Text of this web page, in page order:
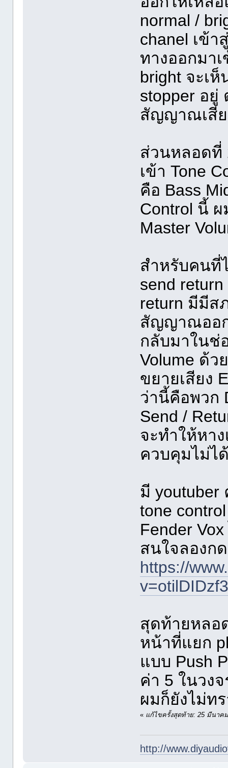
normal /
chanel เข้
ทางออกมา
bright จะเ
stopper อยู่
สัญญาณเสีย
ส่วนหลอดที่
เข้า Tone
คือ Bass
Control นี้
Master
สำหรับคนที่
send
return มีมีส
สัญญาณออ
กลับมาในช่
Volume ด้ว
ขยายเสียง
ว่านี้คือพวก
Send /
จะทำให้หา
ควบคุมไม่ไ
มี youtuber
tone
Fender
สนใจลองก
https://
สุดท้ายหลอ
หน้าที่แยก
แบบ Push
ค่า 5 ในวง
ผมก็ยังไม่ท
« แก้ไขครั้งสุดท้าย: 25 มีนาค
http://